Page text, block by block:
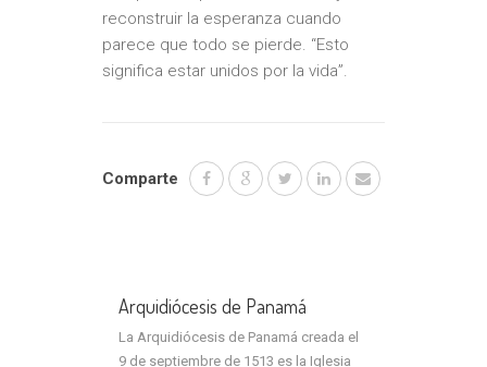
reconstruir la esperanza cuando
parece que todo se pierde. “Esto
significa estar unidos por la vida”.
Comparte
Arquidiócesis de Panamá
La Arquidiócesis de Panamá creada el
9 de septiembre de 1513 es la Iglesia